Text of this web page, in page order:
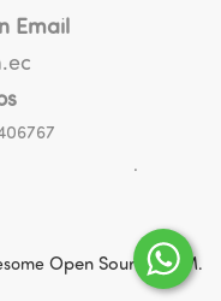
Email
.
Open Source CRM.